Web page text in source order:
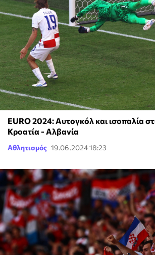
EURO 2024: Αυτογκόλ και ισοπαλία
Κροατία - Αλβανία
Αθλητισμός 19.06.2024 18:23